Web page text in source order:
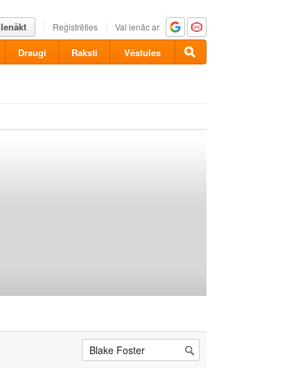
Ienākt Reģistrēties Vai ienāc ar
Draugi Raksti Vēstules